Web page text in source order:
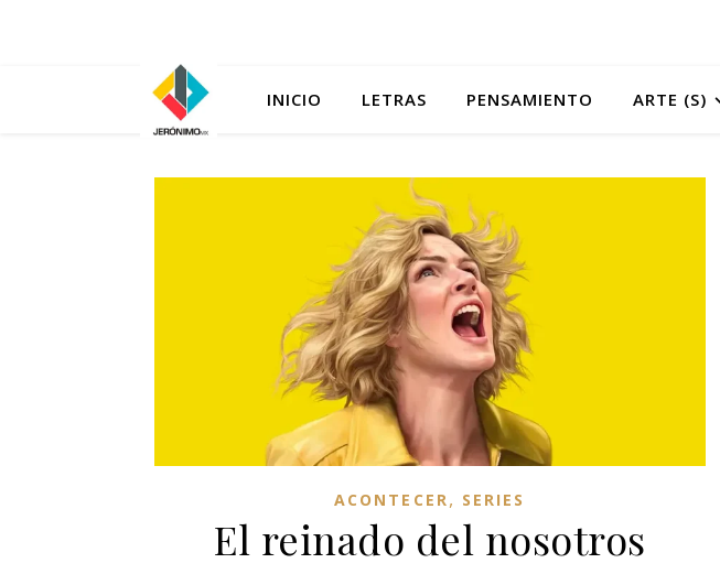
INICIO LETRAS PENSAMIENTO ARTE (S)
ACONTECER, SERIES
El reinado del nosotros